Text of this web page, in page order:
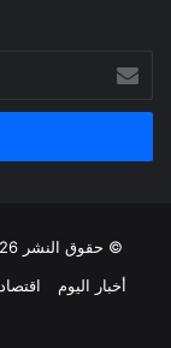
بريدك
الإلكتروني
© حقوق النشر 2026, جميع الحقوق محفوظة |
أخبار اليوم
اقتصاد